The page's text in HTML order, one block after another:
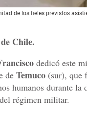
de los fieles previstos
Chile.
dedicó este
de Temuco (sur), que
humanos durante la
del régimen militar.